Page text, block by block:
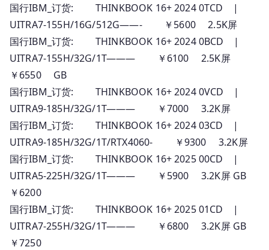
国行IBM_订货: THINKBOOK 16+ 2024 0TCD |
UITRA7-155H/16G/512G——- ￥5600 2.5K屏
国行IBM_订货: THINKBOOK 16+ 2024 0BCD |
UITRA7-155H/32G/1T——— ￥6100 2.5K屏
￥6550 GB
国行IBM_订货: THINKBOOK 16+ 2024 0VCD |
UITRA9-185H/32G/1T——— ￥7000 3.2K屏
国行IBM_订货: THINKBOOK 16+ 2024 03CD |
UITRA9-185H/32G/1T/RTX4060- ￥9300 3.2K屏
国行IBM_订货: THINKBOOK 16+ 2025 00CD |
UITRA5-225H/32G/1T——— ￥5900 3.2K屏 GB
￥6200
国行IBM_订货: THINKBOOK 16+ 2025 01CD |
UITRA7-255H/32G/1T——— ￥6800 3.2K屏 GB
￥7250